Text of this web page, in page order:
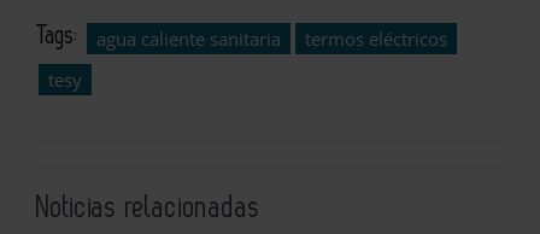
Tags: agua caliente sanitaria
termos eléctricos
tesy
Noticias relacionadas